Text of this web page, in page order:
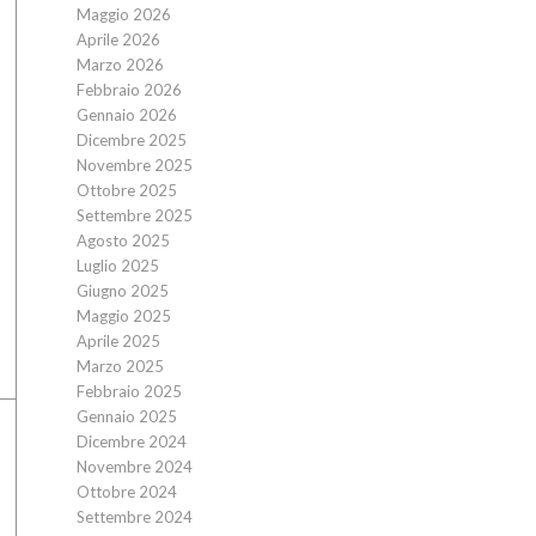
Maggio 2026
Aprile 2026
Marzo 2026
Febbraio 2026
Gennaio 2026
Dicembre 2025
Novembre 2025
Ottobre 2025
Settembre 2025
Agosto 2025
Luglio 2025
Giugno 2025
Maggio 2025
Aprile 2025
Marzo 2025
Febbraio 2025
Gennaio 2025
Dicembre 2024
Novembre 2024
Ottobre 2024
Settembre 2024